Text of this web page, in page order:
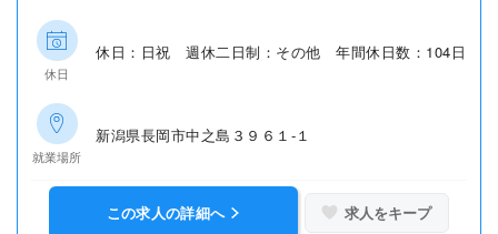
休日
休日：日祝 週休二日制：その他 年間休日数：104日
就業場所
新潟県長岡市中之島３９６１‐１
この求人の詳細へ 求人をキープ